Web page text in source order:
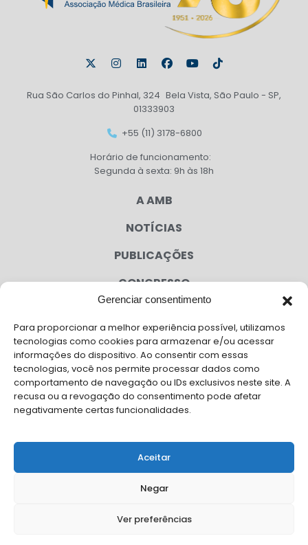
Gerenciar consentimento
Para proporcionar a melhor experiência possível, utilizamos
tecnologias como cookies para armazenar e/ou acessar
informações do dispositivo. Ao consentir com essas
tecnologias, você nos permite processar dados como
comportamento de navegação ou IDs exclusivos neste site. A
recusa ou a revogação do consentimento pode afetar
negativamente certas funcionalidades.
Aceitar
Negar
Ver preferências
Rua São Carlos do Pinhal, 324 Bela Vista, São Paulo - SP,
01333903
+55 (11) 3178-6800
Horário de funcionamento:
Segunda à sexta: 9h às 18h
A AMB
NOTÍCIAS
PUBLICAÇÕES
CONGRESSO
CAMPANHAS
SERVIÇOS
FILIADAS
FALE CONOSCO
Solicite Apoio Institucional da AMB para o seu evento